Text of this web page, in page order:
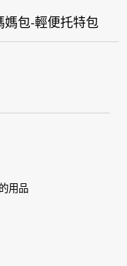
包-輕便托特包
用品